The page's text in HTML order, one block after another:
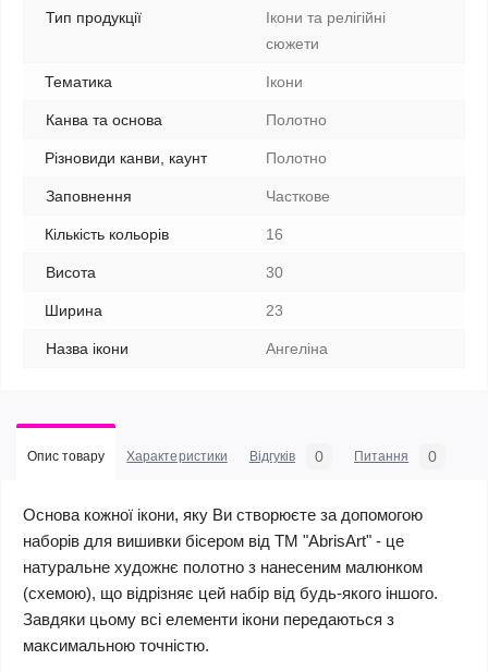
Тип продукції
Ікони та релігійні
сюжети
Тематика Ікони
Канва та основа Полотно
Різновиди канви, каунт Полотно
Заповнення Часткове
Кількість кольорів 16
Висота 30
Ширина 23
Назва ікони Ангеліна
Опис товару Характеристики Відгуків 0 Питання 0
Основа кожної ікони, яку Ви створюєте за допомогою
наборів для вишивки бісером від ТМ "AbrisArt" - це
натуральне художнє полотно з нанесеним малюнком
(схемою), що відрізняє цей набір від будь-якого іншого.
Завдяки цьому всі елементи ікони передаються з
максимальною точністю.